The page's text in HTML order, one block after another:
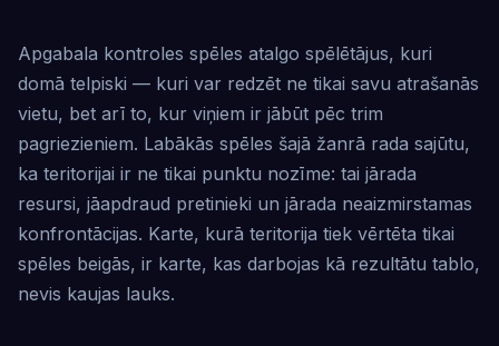
Apgabala kontroles spēles atalgo spēlētājus, kuri
domā telpiski — kuri var redzēt ne tikai savu atrašanās
vietu, bet arī to, kur viņiem ir jābūt pēc trim
pagriezieniem. Labākās spēles šajā žanrā rada sajūtu,
ka teritorijai ir ne tikai punktu nozīme: tai jārada
resursi, jāapdraud pretinieki un jārada neaizmirstamas
konfrontācijas. Karte, kurā teritorija tiek vērtēta tikai
spēles beigās, ir karte, kas darbojas kā rezultātu tablo,
nevis kaujas lauks.